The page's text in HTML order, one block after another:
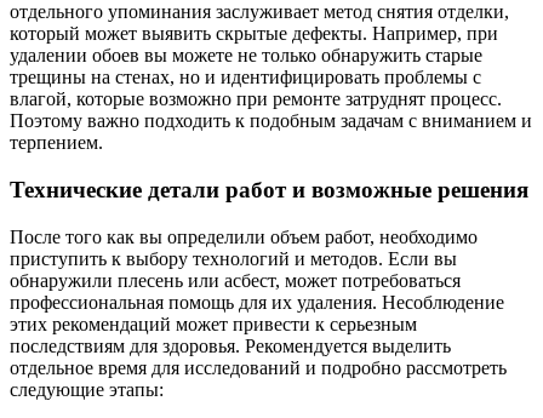
отдельного упоминания заслуживает метод снятия отделки,
который может выявить скрытые дефекты. Например, при
удалении обоев вы можете не только обнаружить старые
трещины на стенах, но и идентифицировать проблемы с
влагой, которые возможно при ремонте затруднят процесс.
Поэтому важно подходить к подобным задачам с вниманием и
терпением.
Технические детали работ и возможные решения
После того как вы определили объем работ, необходимо
приступить к выбору технологий и методов. Если вы
обнаружили плесень или асбест, может потребоваться
профессиональная помощь для их удаления. Несоблюдение
этих рекомендаций может привести к серьезным
последствиям для здоровья. Рекомендуется выделить
отдельное время для исследований и подробно рассмотреть
следующие этапы: